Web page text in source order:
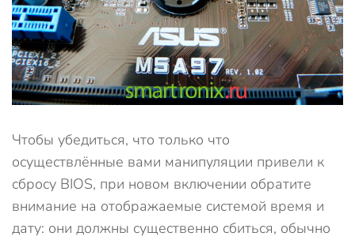
Чтобы убедиться, что только что
осуществлённые вами манипуляции привели к
сбросу BIOS, при новом включении обратите
внимание на отображаемые системой время и
дату: они должны существенно сбиться, обычно